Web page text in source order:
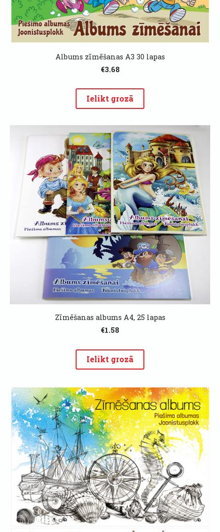
Albums zīmēšanas A3 30 lapas
€3.68
Ielikt grozā
Zīmēšanas albums A4, 25 lapas
€1.58
Ielikt grozā